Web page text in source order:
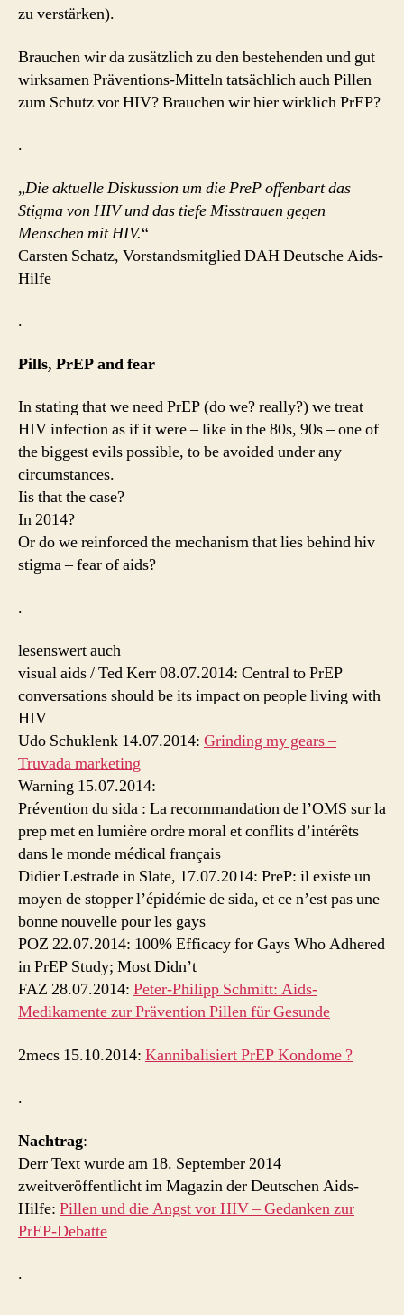
zu verstärken).
Brauchen wir da zusätzlich zu den bestehenden und gut
wirksamen Präventions-Mitteln tatsächlich auch Pillen
zum Schutz vor HIV? Brauchen wir hier wirklich PrEP?
.
„Die aktuelle Diskussion um die PreP offenbart das
Stigma von HIV und das tiefe Misstrauen gegen
Menschen mit HIV.“
Carsten Schatz, Vorstandsmitglied DAH Deutsche Aids-
Hilfe
.
Pills, PrEP and fear
In stating that we need PrEP (do we? really?) we treat
HIV infection as if it were – like in the 80s, 90s – one of
the biggest evils possible, to be avoided under any
circumstances.
Iis that the case?
In 2014?
Or do we reinforced the mechanism that lies behind hiv
stigma – fear of aids?
.
lesenswert auch
visual aids / Ted Kerr 08.07.2014: Central to PrEP
conversations should be its impact on people living with
HIV
Udo Schuklenk 14.07.2014: Grinding my gears –
Truvada marketing
Warning 15.07.2014:
Prévention du sida : La recommandation de l’OMS sur la
prep met en lumière ordre moral et conflits d’intérêts
dans le monde médical français
Didier Lestrade in Slate, 17.07.2014: PreP: il existe un
moyen de stopper l’épidémie de sida, et ce n’est pas une
bonne nouvelle pour les gays
POZ 22.07.2014: 100% Efficacy for Gays Who Adhered
in PrEP Study; Most Didn’t
FAZ 28.07.2014: Peter-Philipp Schmitt: Aids-
Medikamente zur Prävention Pillen für Gesunde
2mecs 15.10.2014: Kannibalisiert PrEP Kondome ?
.
Nachtrag:
Derr Text wurde am 18. September 2014
zweitveröffentlicht im Magazin der Deutschen Aids-
Hilfe: Pillen und die Angst vor HIV – Gedanken zur
PrEP-Debatte
.